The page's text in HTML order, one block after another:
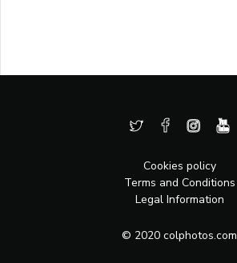
Cookies policy
Terms and Conditions
Legal Information
© 2020 colphotos.com